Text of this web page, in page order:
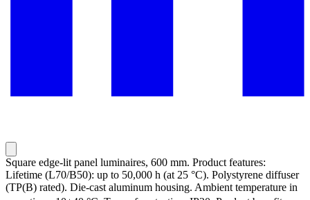
Square edge-lit panel luminaires, 600 mm. Product features:
Lifetime (L70/B50): up to 50,000 h (at 25 °C). Polystyrene diffuser
(TP(B) rated). Die-cast aluminum housing. Ambient temperature in